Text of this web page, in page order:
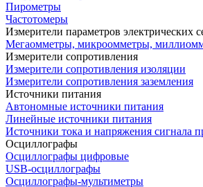
Пирометры
Частотомеры
Измерители параметров электрических
Мегаомметры, микроомметры,
Измерители сопротивления
Измерители сопротивления изоляции
Измерители сопротивления заземления
Источники питания
Автономные источники питания
Линейные источники питания
Источники тока и напряжения
Осциллографы
Осциллографы цифровые
USB-осциллографы
Осциллографы-мультиметры